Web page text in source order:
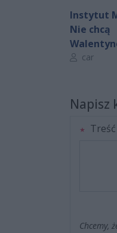
Instytut
Nie chcą
Autorcar
Napisz
Chcemy,